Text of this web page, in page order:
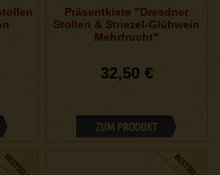
Präsentkiste "Dresdner
Stollen & Striezel-Glühwein
Mehrfrucht"
32,50 €
ZUM PRODUKT